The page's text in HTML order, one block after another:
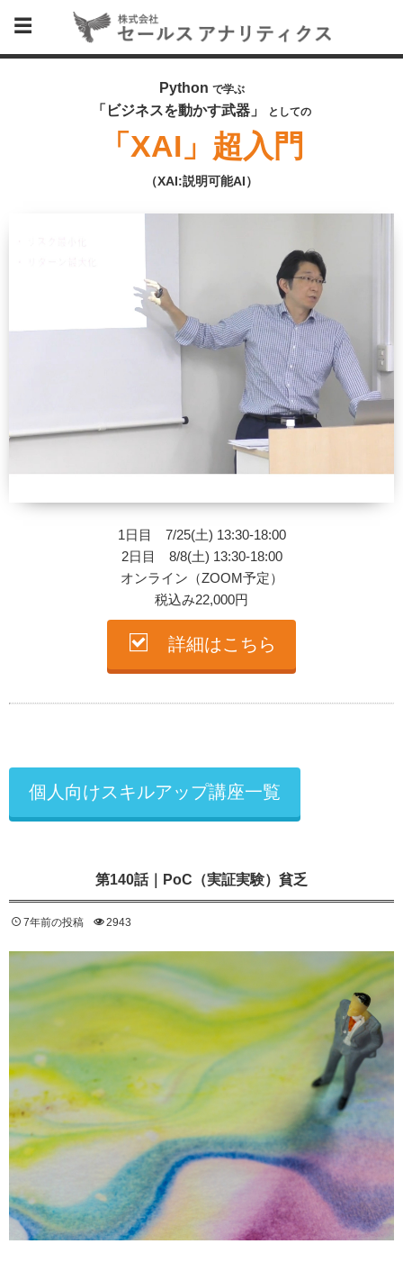
Python で学ぶ
「ビジネスを動かす武器」 としての
「XAI」超入門
（XAI:説明可能AI）
1日目 7/25(土) 13:30-18:00
2日目 8/8(土) 13:30-18:00
オンライン（ZOOM予定）
税込み22,000円
詳細はこちら
個人向けスキルアップ講座一覧
第140話｜PoC（実証実験）貧乏
7年前の投稿 2943